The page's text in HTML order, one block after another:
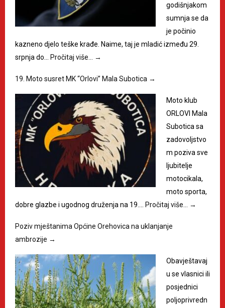
godišnjakom
sumnja se da
je počinio
kazneno djelo teške krađe. Naime, taj je mladić između 29.
srpnja do…
Pročitaj više… →
19. Moto susret MK “Orlovi” Mala Subotica →
Moto klub
ORLOVI Mala
Subotica sa
zadovoljstvo
m poziva sve
ljubitelje
motocikala,
moto sporta,
dobre glazbe i ugodnog druženja na 19.…
Pročitaj više… →
Poziv mještanima Općine Orehovica na uklanjanje
ambrozije →
Obavještavaj
u se vlasnici ili
posjednici
poljoprivredn